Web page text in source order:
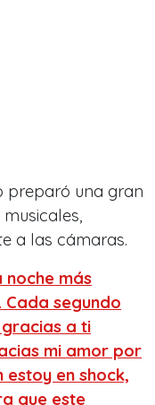
preparó una gran
a las cámaras.
noche más
segundo
a ti
mi amor por
en shock,
que este